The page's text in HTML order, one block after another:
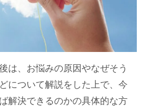
は、お悩みの原因やなぜそう
について解説をした上で、今
解決できるのかの具体的な方